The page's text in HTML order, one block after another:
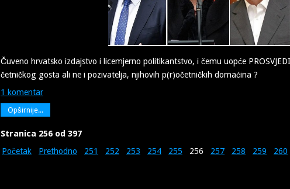
Čuveno hrvatsko izdajstvo i licemjerno politikantstvo, i čemu uopće
četničkog gosta ali ne i pozivatelja, njihovih p(r)očetničkih domaćina ?
1 komentar
Opširnije...
Stranica 256 od 397
Početak
Prethodno 251 252 253 254 255 256 257 258 259 260